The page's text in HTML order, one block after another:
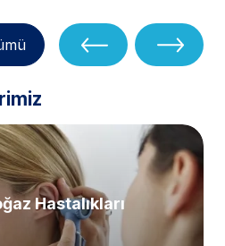
Hastalıkları